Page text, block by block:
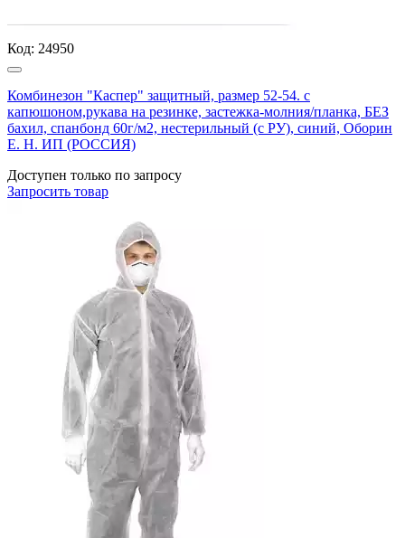
Код: 24950
Комбинезон "Каспер" защитный, размер 52-54. с
капюшоном,рукава на резинке, застежка-молния/планка, БЕЗ
бахил, спанбонд 60г/м2, нестерильный (с РУ), синий, Оборин
Е. Н. ИП (РОССИЯ)
Доступен только по запросу
Запросить товар